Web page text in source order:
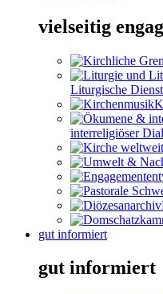
vielseitig
Liturgische
interreligiöser
gut informiert
gut informiert